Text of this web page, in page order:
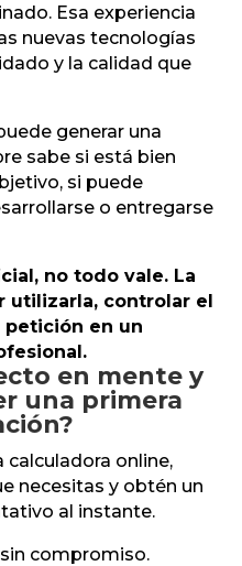
Esa experiencia
nuevas tecnologías
y la calidad que
generar una
sabe si está bien
si puede
o entregarse
no todo vale. La
utilizarla, controlar el
petición en un
en mente y
una primera
calculadora online,
necesitas y obtén un
al instante.
compromiso.